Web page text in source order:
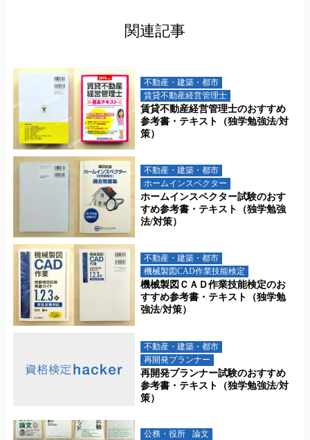
関連記事
不動産・建築・都市
賃貸不動産経営管理士
賃貸不動産経営管理士のおすすめ
参考書・テキスト（独学勉強法/対
策）
不動産・建築・都市
ホームインスペクター
ホームインスペクター試験のおす
すめ参考書・テキスト（独学勉強
法/対策）
不動産・建築・都市
機械製図CAD作業技能検定
機械製図ＣＡＤ作業技能検定のお
すすめ参考書・テキスト（独学勉
強法/対策）
不動産・建築・都市
再開発プランナー
再開発プランナー試験のおすすめ
参考書・テキスト（独学勉強法/対
策）
公務・役所 論文